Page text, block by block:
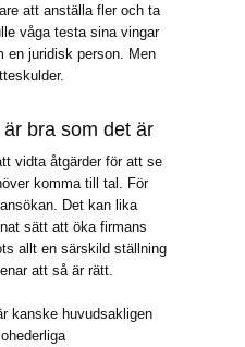
att anställa fler och ta
våga testa sina vingar
en juridisk person. Men
bra som det är
vidta åtgärder för att se
komma till tal. För
Det kan lika
sätt att öka firmans
allt en särskild ställning
att så är rätt.
kanske huvudsakligen